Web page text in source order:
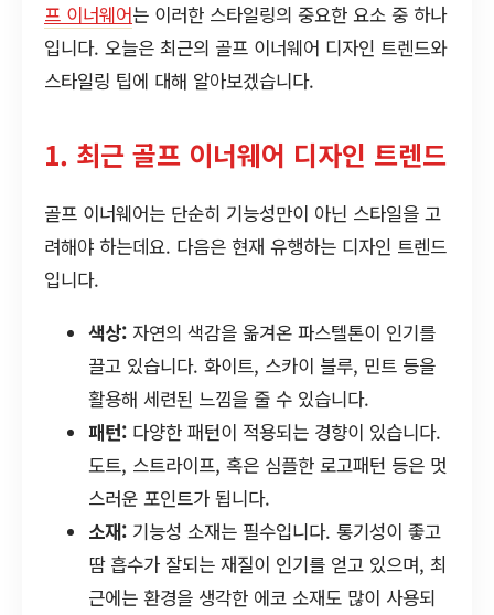
프 이너웨어는 이러한 스타일링의 중요한 요소 중 하나
입니다. 오늘은 최근의 골프 이너웨어 디자인 트렌드와
스타일링 팁에 대해 알아보겠습니다.
1. 최근 골프 이너웨어 디자인 트렌드
골프 이너웨어는 단순히 기능성만이 아닌 스타일을 고
려해야 하는데요. 다음은 현재 유행하는 디자인 트렌드
입니다.
색상: 자연의 색감을 옮겨온 파스텔톤이 인기를
끌고 있습니다. 화이트, 스카이 블루, 민트 등을
활용해 세련된 느낌을 줄 수 있습니다.
패턴: 다양한 패턴이 적용되는 경향이 있습니다.
도트, 스트라이프, 혹은 심플한 로고패턴 등은 멋
스러운 포인트가 됩니다.
소재: 기능성 소재는 필수입니다. 통기성이 좋고
땀 흡수가 잘되는 재질이 인기를 얻고 있으며, 최
근에는 환경을 생각한 에코 소재도 많이 사용되